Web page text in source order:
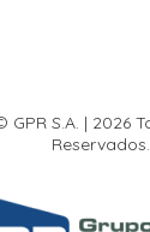
S.A. | 2026
Reservados.